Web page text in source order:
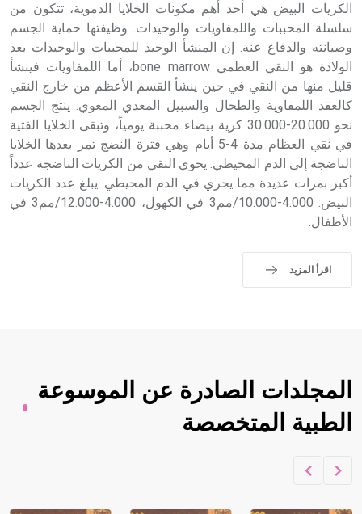
الكريات البيض هي أحد أهم مكونات الخلايا الدموية، تتكون من
سلسلة المحببات واللمفاويات والوحيدات. وظيفتها حماية الجسم
وصيانته والدفاع عنه. إن المنشأ الوحيد للمحببات والوحيدات بعد
الولادة هو النقي العظمي bone marrow، أما اللمفاويات فينشأ
قليل منها من النقي في حين ينشأ القسم الأعظم من خارج النقي
كالعقد اللمفاوية والطحال والسبيل المعدي المعوي. ينتج الجسم
نحو 20.000-30.000 كرية بيضاء محببة يومياً، وتبقى الخلايا الفتية
في نقي العظام مدة 4-5 أيام وهي فترة النضج تمر بعدها الخلايا
الناضجة إلى الدم المحيطي. يحوي النقي من الكريات الناضجة عدداً
أكبر بمرات عديدة مما يجري في الدم المحيطي. يبلغ عدد الكريات
البيض: 4.000-10.000/مم3 في الكهول، 4.000-12.000/مم3 في
الأطفال.
اقرأ المزيد
المجلدات الصادرة عن الموسوعة
الطبية المتخصصة